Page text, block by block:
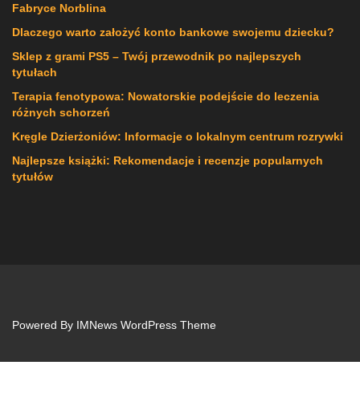
Fabryce Norblina
Dlaczego warto założyć konto bankowe swojemu dziecku?
Sklep z grami PS5 – Twój przewodnik po najlepszych
tytułach
Terapia fenotypowa: Nowatorskie podejście do leczenia
różnych schorzeń
Kręgle Dzierżoniów: Informacje o lokalnym centrum rozrywki
Najlepsze książki: Rekomendacje i recenzje popularnych
tytułów
Powered By IMNews WordPress Theme